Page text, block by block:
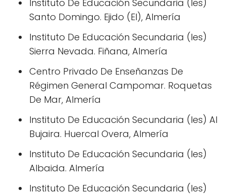
Instituto De Educación Secundaria (Ies)
Santo Domingo. Ejido (El), Almería
Instituto De Educación Secundaria (Ies)
Sierra Nevada. Fiñana, Almería
Centro Privado De Enseñanzas De
Régimen General Campomar. Roquetas
De Mar, Almería
Instituto De Educación Secundaria (Ies) Al
Bujaira. Huercal Overa, Almería
Instituto De Educación Secundaria (Ies)
Albaida. Almería
Instituto De Educación Secundaria (Ies)